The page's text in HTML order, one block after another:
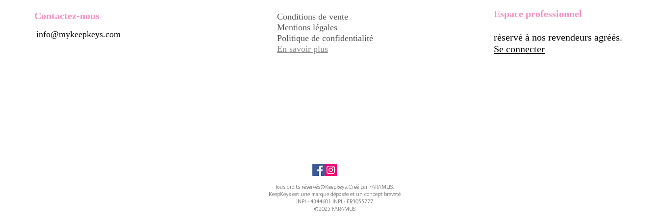
Contactez-nous
info@mykeepkeys.com
Conditions de vente
Mentions légales
Politique de confidentialité
En savoir plus
Espace professionnel
réservé à nos revendeurs agréés.
Se connecter
Tous droits réservés©Keepkeys.Créé par FARAMUS.
KeepKeys est une marque déposée et un concept breveté
INPI - 4344601 INPI - FR3055777
©2025-FARAMUS